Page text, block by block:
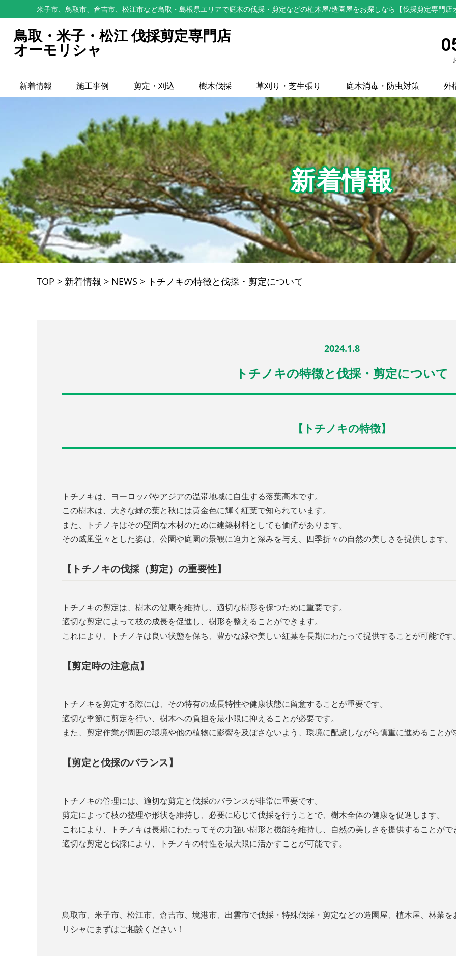
米子市、鳥取市、倉吉市、松江市など鳥取・島根県エリアで庭木の伐採・剪定などの植木屋/造園屋をお探しなら【伐採剪定専門店
鳥取・米子・松江 伐採剪定専門店
オーモリシャ
新着情報 施工事例 剪定・刈込 樹木伐採 草刈り・芝生張り 庭木消毒・防虫対策 外
新着情報
TOP > 新着情報 > NEWS > トチノキの特徴と伐採・剪定について
2024.1.8
トチノキの特徴と伐採・剪定について
【トチノキの特徴】
トチノキは、ヨーロッパやアジアの温帯地域に自生する落葉高木です。
この樹木は、大きな緑の葉と秋には黄金色に輝く紅葉で知られています。
また、トチノキはその堅固な木材のために建築材料としても価値があります。
その威風堂々とした姿は、公園や庭園の景観に迫力と深みを与え、四季折々の自然の美しさを提供します。
【トチノキの伐採（剪定）の重要性】
トチノキの剪定は、樹木の健康を維持し、適切な樹形を保つために重要です。
適切な剪定によって枝の成長を促進し、樹形を整えることができます。
これにより、トチノキは良い状態を保ち、豊かな緑や美しい紅葉を長期にわたって提供することが可能です
【剪定時の注意点】
トチノキを剪定する際には、その特有の成長特性や健康状態に留意することが重要です。
適切な季節に剪定を行い、樹木への負担を最小限に抑えることが必要です。
また、剪定作業が周囲の環境や他の植物に影響を及ぼさないよう、環境に配慮しながら慎重に進めること
【剪定と伐採のバランス】
トチノキの管理には、適切な剪定と伐採のバランスが非常に重要です。
剪定によって枝の整理や形状を維持し、必要に応じて伐採を行うことで、樹木全体の健康を促進します。
これにより、トチノキは長期にわたってその力強い樹形と機能を維持し、自然の美しさを提供することがで
適切な剪定と伐採により、トチノキの特性を最大限に活かすことが可能です。
鳥取市、米子市、松江市、倉吉市、境港市、出雲市で伐採・特殊伐採・剪定などの造園屋、植木屋、林業
リシャにまずはご相談ください！